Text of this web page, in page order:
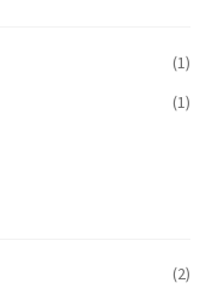
(1)
(1)
(2)